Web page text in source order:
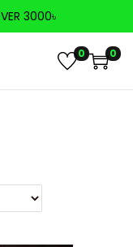
3000৳
0 0